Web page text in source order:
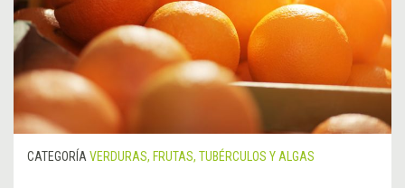
CATEGORÍA VERDURAS, FRUTAS, TUBÉRCULOS Y ALGAS